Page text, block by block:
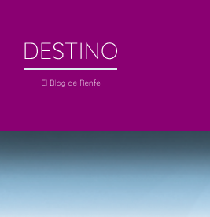
contenido